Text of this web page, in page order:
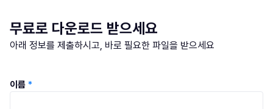
무료로 다운로드 받으세요
아래 정보를 제출하시고, 바로 필요한 파일을 받으세요
이름 *